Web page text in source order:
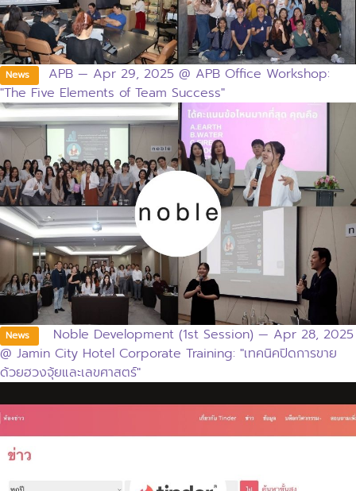
News
APB — Apr 29, 2025 @ APB Office Workshop:
"The Five Elements of Team Success"
News
Noble Development (1st Session) — Apr 28, 2025
@ Jamin City Hotel Corporate Training: "เทคนิคปิดการขาย
ด้วยฮวงจุ้ยและเลขศาสตร์"